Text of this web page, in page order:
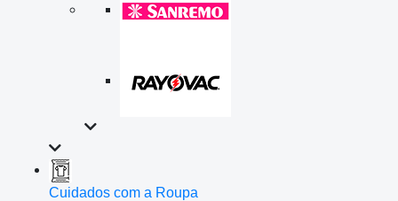
Cuidados com a Roupa